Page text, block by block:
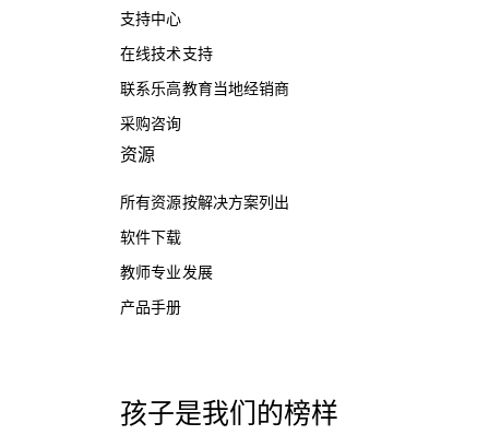
支持中心
在线技术支持
联系乐高教育当地经销商
采购咨询
资源
所有资源按解决方案列出
软件下载
教师专业发展
产品手册
孩子是我们的榜样